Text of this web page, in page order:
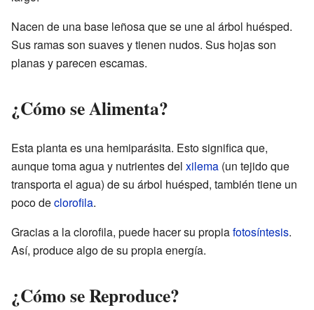
Nacen de una base leñosa que se une al árbol huésped.
Sus ramas son suaves y tienen nudos. Sus hojas son
planas y parecen escamas.
¿Cómo se Alimenta?
Esta planta es una hemiparásita. Esto significa que,
aunque toma agua y nutrientes del xilema (un tejido que
transporta el agua) de su árbol huésped, también tiene un
poco declorofila.
Gracias a la clorofila, puede hacer su propiafotosíntesis.
Así, produce algo de su propia energía.
¿Cómo se Reproduce?